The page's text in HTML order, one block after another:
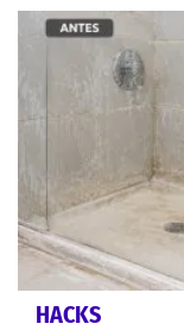
HACKS